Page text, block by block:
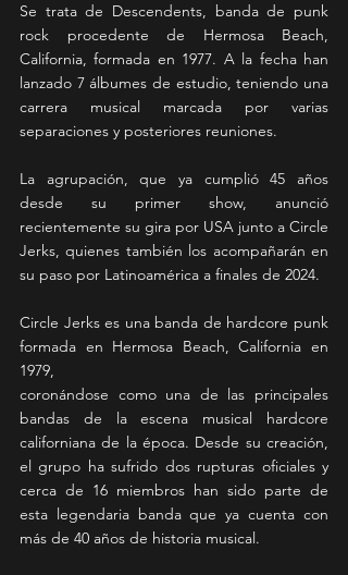
Se trata de Descendents, banda de punk
rock procedente de Hermosa Beach,
California, formada en 1977. A la fecha han
lanzado 7 álbumes de estudio, teniendo una
carrera musical marcada por varias
separaciones y posteriores reuniones.
La agrupación, que ya cumplió 45 años
desde su primer show, anunció
recientemente su gira por USA junto a Circle
Jerks, quienes también los acompañarán en
su paso por Latinoamérica a finales de 2024.
Circle Jerks es una banda de hardcore punk
formada en Hermosa Beach, California en
1979,
coronándose como una de las principales
bandas de la escena musical hardcore
californiana de la época. Desde su creación,
el grupo ha sufrido dos rupturas oficiales y
cerca de 16 miembros han sido parte de
esta legendaria banda que ya cuenta con
más de 40 años de historia musical.